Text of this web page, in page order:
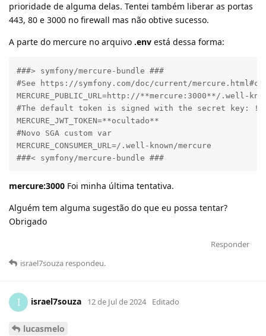
prioridade de alguma delas. Tentei também liberar as portas
443, 80 e 3000 no firewall mas não obtive sucesso.
A parte do mercure no arquivo .env está dessa forma:
###> symfony/mercure-bundle ###
#See https://symfony.com/doc/current/
MERCURE_PUBLIC_URL=http://**mercure:3000**/.well-
#The default token is signed with the secret key:
MERCURE_JWT_TOKEN=**ocultado**
#Novo SGA custom var
MERCURE_CONSUMER_URL=/.well-known/mercure
###< symfony/mercure-bundle ###
mercure:3000 Foi minha última tentativa.
Alguém tem alguma sugestão do que eu possa tentar?
Obrigado
Responder
israel7souza respondeu.
I israel7souza 12 de Jul de 2024 Editado
lucasmelo